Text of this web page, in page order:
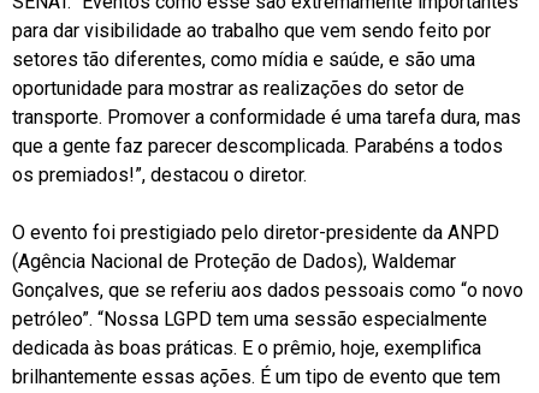
para dar visibilidade ao trabalho que vem sendo feito por
setores tão diferentes, como mídia e saúde, e são uma
oportunidade para mostrar as realizações do setor de
transporte. Promover a conformidade é uma tarefa dura, mas
que a gente faz parecer descomplicada. Parabéns a todos
os premiados!”, destacou o diretor.
O evento foi prestigiado pelo diretor-presidente da ANPD
(Agência Nacional de Proteção de Dados), Waldemar
Gonçalves, que se referiu aos dados pessoais como “o novo
petróleo”. “Nossa LGPD tem uma sessão especialmente
dedicada às boas práticas. E o prêmio, hoje, exemplifica
brilhantemente essas ações. É um tipo de evento que tem